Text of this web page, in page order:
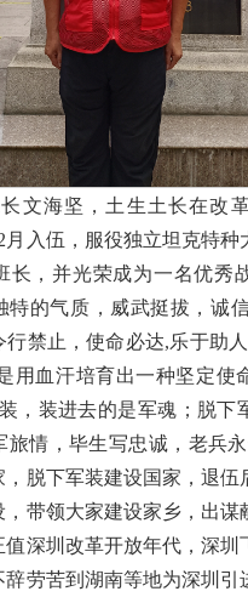
文海坚，土生土长在改
月入伍，服役独立坦克特种
长，并光荣成为一名优秀
特的气质，威武挺拔，诚
行禁止，使命必达,乐于助
用血汗培育出一种坚定使
，装进去的是军魂；脱下
旅情，毕生写忠诚，老兵
，脱下军装建设国家，退伍
，带领大家建设家乡，出谋
值深圳改革开放年代，深圳
辞劳苦到湖南等地为深圳引